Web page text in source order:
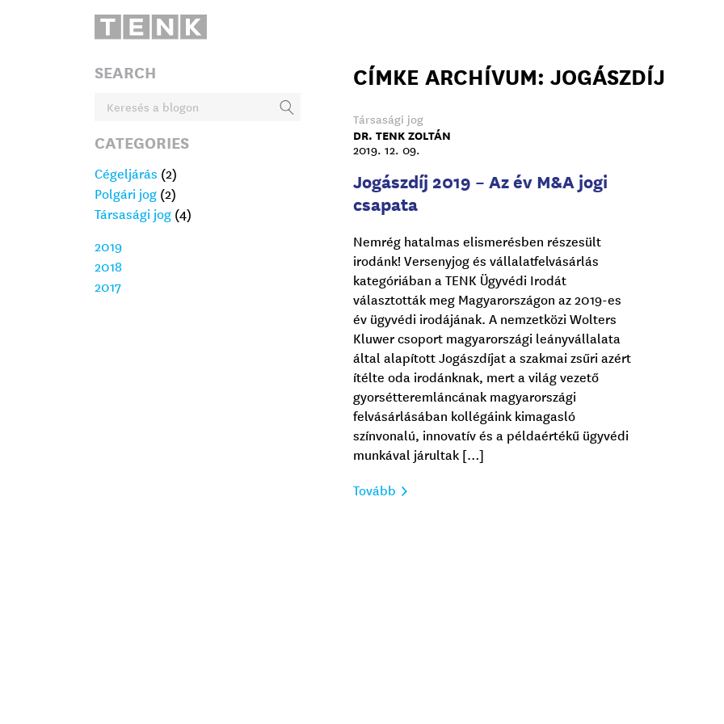
SEARCH
CATEGORIES
Cégeljárás (2)
Polgári jog (2)
Társasági jog (4)
2019
2018
2017
CÍMKE ARCHÍVUM: JOGÁSZDÍJ
Társasági jog
DR. TENK ZOLTÁN
2019. 12. 09.
Jogászdíj 2019 – Az év M&A jogi
csapata
Nemrég hatalmas elismerésben részesült
irodánk! Versenyjog és vállalatfelvásárlás
kategóriában a TENK Ügyvédi Irodát
választották meg Magyarországon az 2019-es
év ügyvédi irodájának. A nemzetközi Wolters
Kluwer csoport magyarországi leányvállalata
által alapított Jogászdíjat a szakmai zsűri azért
ítélte oda irodánknak, mert a világ vezető
gyorsétteremláncának magyarországi
felvásárlásában kollégáink kimagasló
színvonalú, innovatív és a példaértékű ügyvédi
munkával járultak […]
Tovább